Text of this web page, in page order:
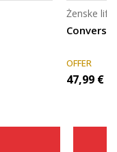
Converse
Ženske
OFFER
47,99 €